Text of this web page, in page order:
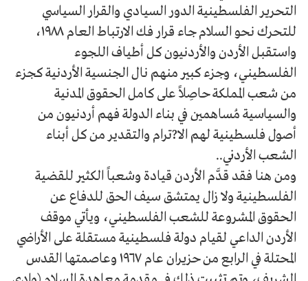
التحرير الفلسطينية الدور السيادي والقرار السياسي
للتحرك نحو السلام جاء قرار فك الارتباط العام ١٩٨٨،
واستقبل الأردن والأردنيون كل أطياف اللجوء
الفلسطيني، وجزء كبير منهم نال الجنسية الأردنية كجزء
من شعب المملكة حاصِلاً على كامل الحقوق المدنية
والسياسية مُساهمين في بناء الدولة فهم أردنيون من
أصول فلسطينية لهم الا?ترام والتقدير من كل أبناء
الشعب الأردني..
ومن هنا فقد قدَّم الأردن قيادة وشعباً الكثير للقضية
الفلسطينية ولا زال يمتشق سيف الحق للدفاع عن
الحقوق المشروعة للشعب الفلسطيني، ويأتي موقف
الأردن الداعي لقيام دولة فلسطينية مستقلة على الأراضي
المحتلة في الرابع من حزيران عام ١٩٦٧ وعاصمتها القدس